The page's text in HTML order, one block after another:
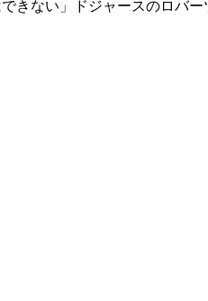
きない」ドジャースのロバ